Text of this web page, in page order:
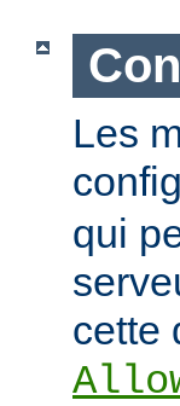
Les
qui
cette